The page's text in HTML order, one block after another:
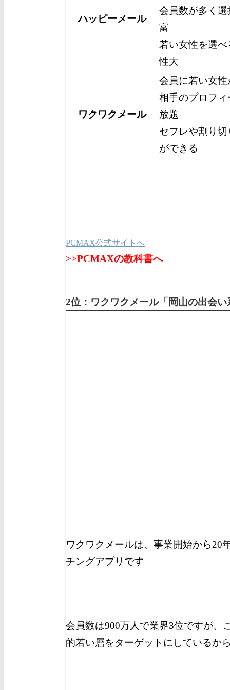
ハッピーメール
会員数が多く選
富
若い女性を選べ
性大
ワクワクメール
会員に若い女性
相手のプロフィ
放題
セフレや割り切
ができる
PCMAX公式サイトへ
>>PCMAXの教科書へ
2位：ワクワクメール「岡山の出会
ワクワクメールは、事業開始から20
チングアプリです
会員数は900万人で業界3位ですが、
的若い層をターゲットにしているか